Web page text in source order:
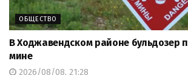
ОБЩЕСТВО
В Ходжавендском районе бульдозер
мине
2026/08/08, 21:28